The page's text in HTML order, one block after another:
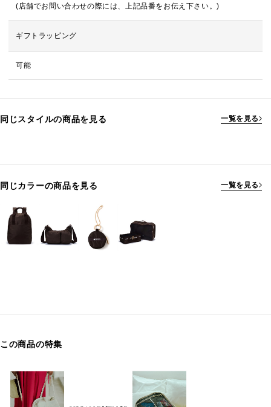
(店舗でお問い合わせの際には、上記品番をお伝え下さい。)
ギフトラッピング
可能
同じスタイルの商品を見る 一覧を見る
同じカラーの商品を見る 一覧を見る
この商品の特集